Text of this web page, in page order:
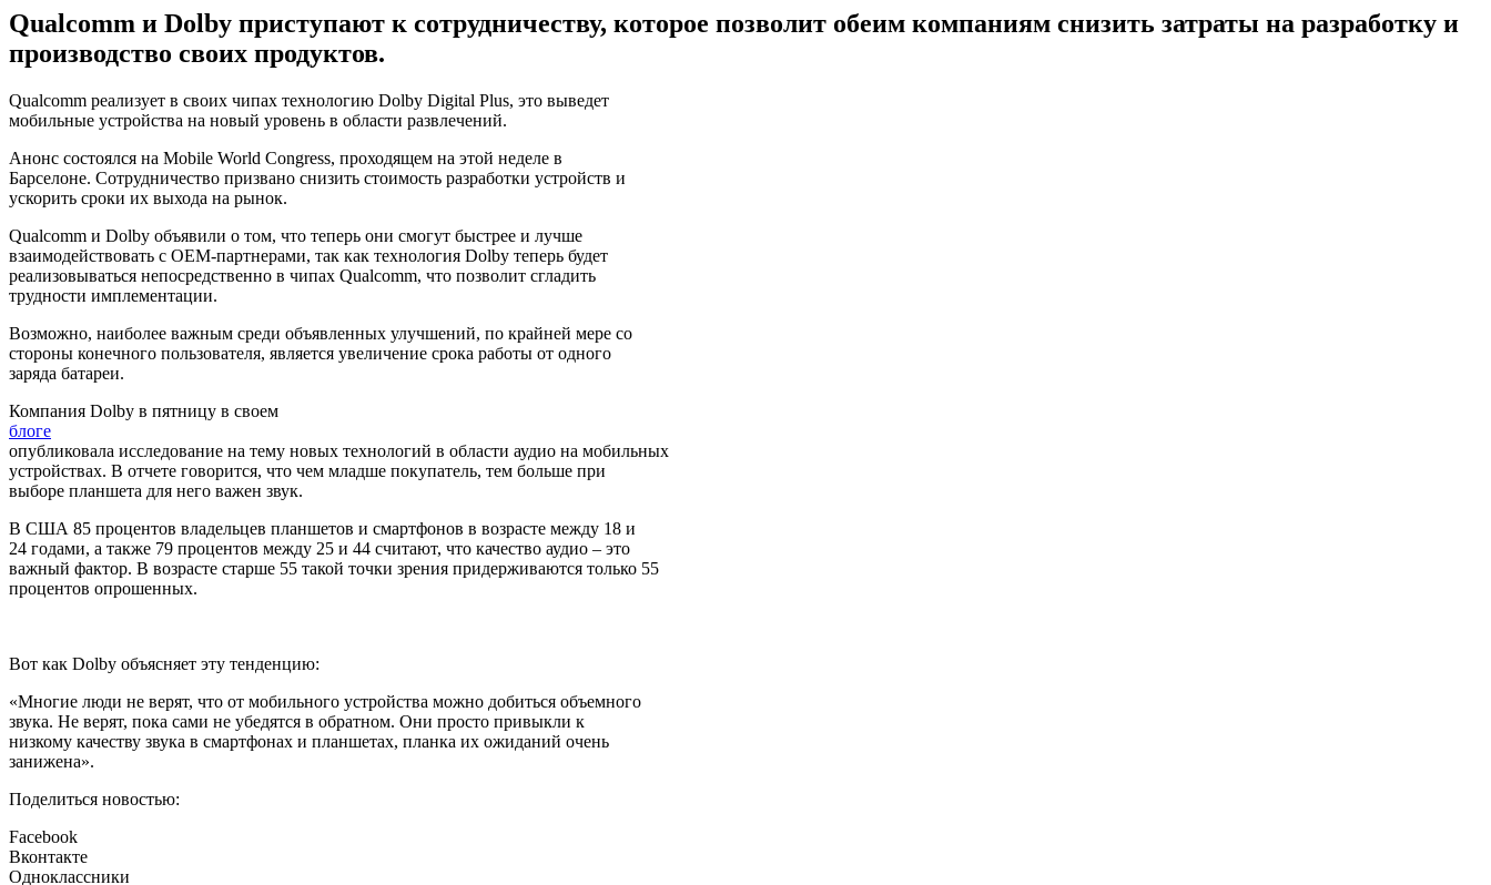
Qualcomm и Dolby приступают к сотрудничеству, которое позволит обеим компаниям снизить затраты на разработку и
производство своих продуктов.
Qualcomm реализует в своих чипах технологию Dolby Digital Plus, это выведет
мобильные устройства на новый уровень в области развлечений.
Анонс состоялся на Mobile World Congress, проходящем на этой неделе в
Барселоне. Сотрудничество призвано снизить стоимость разработки устройств и
ускорить сроки их выхода на рынок.
Qualcomm и Dolby объявили о том, что теперь они смогут быстрее и лучше
взаимодействовать с OEM-партнерами, так как технология Dolby теперь будет
реализовываться непосредственно в чипах Qualcomm, что позволит сгладить
трудности имплементации.
Возможно, наиболее важным среди объявленных улучшений, по крайней мере со
стороны конечного пользователя, является увеличение срока работы от одного
заряда батареи.
Компания Dolby в пятницу в своем
блоге
опубликовала исследование на тему новых технологий в области аудио на мобильных
устройствах. В отчете говорится, что чем младше покупатель, тем больше при
выборе планшета для него важен звук.
В США 85 процентов владельцев планшетов и смартфонов в возрасте между 18 и
24 годами, а также 79 процентов между 25 и 44 считают, что качество аудио – это
важный фактор. В возрасте старше 55 такой точки зрения придерживаются только 55
процентов опрошенных.
Вот как Dolby объясняет эту тенденцию:
«Многие люди не верят, что от мобильного устройства можно добиться объемного
звука. Не верят, пока сами не убедятся в обратном. Они просто привыкли к
низкому качеству звука в смартфонах и планшетах, планка их ожиданий очень
занижена».
Поделиться новостью:
Facebook
Вконтакте
Одноклассники